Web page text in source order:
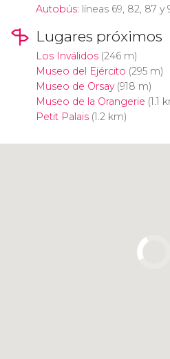
Autobús: líneas 69, 82, 87 y
Lugares próximos
Los Inválidos(246 m)
Museo del Ejército (295 m)
Museo de Orsay(918 m)
Museo de la Orangerie (1.1
Petit Palais(1.2 km)